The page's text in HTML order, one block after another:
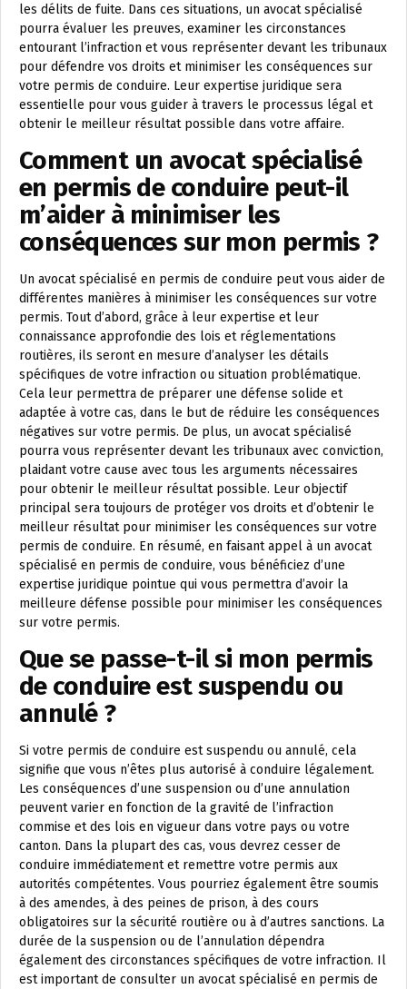
les délits de fuite. Dans ces situations, un avocat spécialisé
pourra évaluer les preuves, examiner les circonstances
entourant l’infraction et vous représenter devant les tribunaux
pour défendre vos droits et minimiser les conséquences sur
votre permis de conduire. Leur expertise juridique sera
essentielle pour vous guider à travers le processus légal et
obtenir le meilleur résultat possible dans votre affaire.
Comment un avocat spécialisé
en permis de conduire peut-il
m’aider à minimiser les
conséquences sur mon permis ?
Un avocat spécialisé en permis de conduire peut vous aider de
différentes manières à minimiser les conséquences sur votre
permis. Tout d’abord, grâce à leur expertise et leur
connaissance approfondie des lois et réglementations
routières, ils seront en mesure d’analyser les détails
spécifiques de votre infraction ou situation problématique.
Cela leur permettra de préparer une défense solide et
adaptée à votre cas, dans le but de réduire les conséquences
négatives sur votre permis. De plus, un avocat spécialisé
pourra vous représenter devant les tribunaux avec conviction,
plaidant votre cause avec tous les arguments nécessaires
pour obtenir le meilleur résultat possible. Leur objectif
principal sera toujours de protéger vos droits et d’obtenir le
meilleur résultat pour minimiser les conséquences sur votre
permis de conduire. En résumé, en faisant appel à un avocat
spécialisé en permis de conduire, vous bénéficiez d’une
expertise juridique pointue qui vous permettra d’avoir la
meilleure défense possible pour minimiser les conséquences
sur votre permis.
Que se passe-t-il si mon permis
de conduire est suspendu ou
annulé ?
Si votre permis de conduire est suspendu ou annulé, cela
signifie que vous n’êtes plus autorisé à conduire légalement.
Les conséquences d’une suspension ou d’une annulation
peuvent varier en fonction de la gravité de l’infraction
commise et des lois en vigueur dans votre pays ou votre
canton. Dans la plupart des cas, vous devrez cesser de
conduire immédiatement et remettre votre permis aux
autorités compétentes. Vous pourriez également être soumis
à des amendes, à des peines de prison, à des cours
obligatoires sur la sécurité routière ou à d’autres sanctions. La
durée de la suspension ou de l’annulation dépendra
également des circonstances spécifiques de votre infraction. Il
est important de consulter un avocat spécialisé en permis de